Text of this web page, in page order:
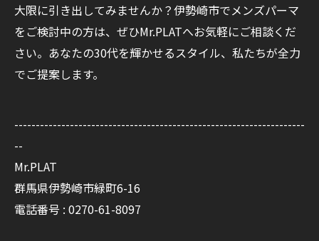
大限に引き出してみませんか？伊勢崎市でメンズパーマ
をご検討中の方は、ぜひMr.PLATへお気軽にご相談くだ
さい。あなたの30代を輝かせるスタイル、私たちが全力
でご提案します。
--------------------------------------------------------------------
--
Mr.PLAT
群馬県伊勢崎市緑町6-16
電話番号 : 0270-61-8097